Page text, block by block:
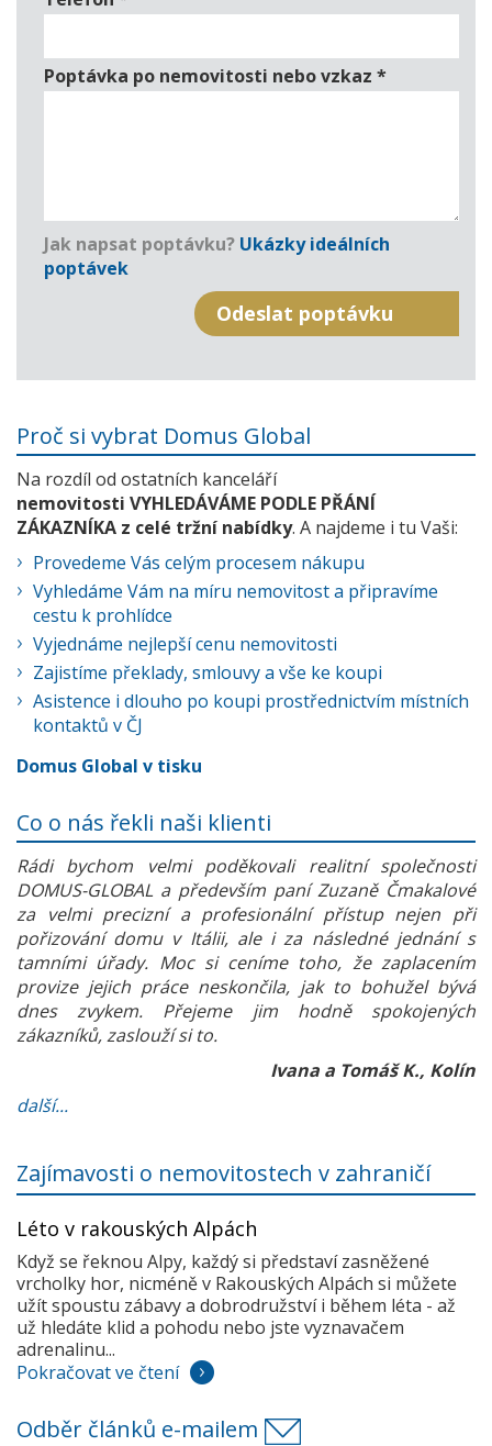
Poptávka po nemovitosti nebo vzkaz *
Jak napsat poptávku? Ukázky ideálních
poptávek
Proč si vybrat Domus Global
Na rozdíl od ostatních kanceláří
nemovitosti VYHLEDÁVÁME PODLE PŘÁNÍ
ZÁKAZNÍKA z celé tržní nabídky. A najdeme i tu Vaši:
Provedeme Vás celým procesem nákupu
Vyhledáme Vám na míru nemovitost a připravíme
cestu k prohlídce
Vyjednáme nejlepší cenu nemovitosti
Zajistíme překlady, smlouvy a vše ke koupi
Asistence i dlouho po koupi prostřednictvím místních
kontaktů v ČJ
Domus Global v tisku
Co o nás řekli naši klienti
Rádi bychom velmi poděkovali realitní společnosti
DOMUS-GLOBAL a především paní Zuzaně Čmakalové
za velmi precizní a profesionální přístup nejen při
pořizování domu v Itálii, ale i za následné jednání s
tamními úřady. Moc si ceníme toho, že zaplacením
provize jejich práce neskončila, jak to bohužel bývá
dnes zvykem. Přejeme jim hodně spokojených
zákazníků, zaslouží si to.
Ivana a Tomáš K., Kolín
další...
Zajímavosti o nemovitostech v zahraničí
Léto v rakouských Alpách
Když se řeknou Alpy, každý si představí zasněžené
vrcholky hor, nicméně v Rakouských Alpách si můžete
užít spoustu zábavy a dobrodružství i během léta - až
už hledáte klid a pohodu nebo jste vyznavačem
adrenalinu...
Pokračovat ve čtení
Odběr článků e-mailem